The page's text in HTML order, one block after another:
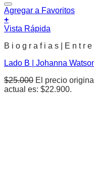
Agregar a Favoritos
+
Vista Rápida
B i o g r a f i a s | E n t r
Lado B | Johanna
$25.000 El precio
actual es: $22.900.